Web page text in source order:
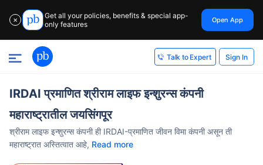
✕
Get all your policies, benefits & special app-
only features
Open App
Talk to Expert Sign In
IRDAI प्रमाणित श्रीराम लाइफ इन्शुरन्स कंपनी
महाराष्ट्रातील जयसिंगपूर
श्रीराम लाइफ इन्शुरन्स कंपनी ही IRDAI-प्रमाणित जीवन विमा कंपनी असून ती
महाराष्ट्रात अस्तित्वात आहे, Read more